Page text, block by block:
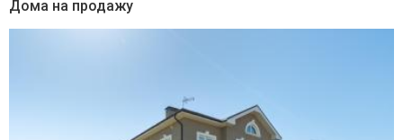
Дома на продажу